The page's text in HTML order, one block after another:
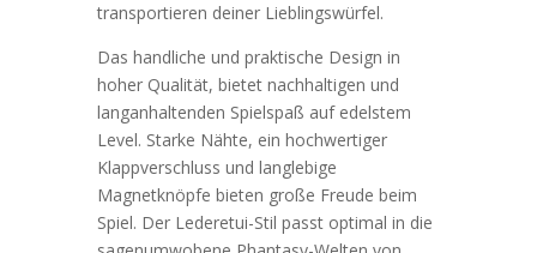
transportieren deiner Lieblingswürfel.
Das handliche und praktische Design in
hoher Qualität, bietet nachhaltigen und
langanhaltenden Spielspaß auf edelstem
Level. Starke Nähte, ein hochwertiger
Klappverschluss und langlebige
Magnetknöpfe bieten große Freude beim
Spiel. Der Lederetui-Stil passt optimal in die